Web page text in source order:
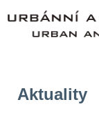
Aktuality